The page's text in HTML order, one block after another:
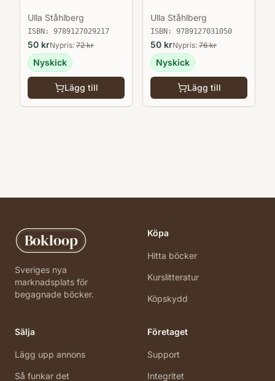
Ulla Ståhlberg
ISBN: 9789127029217
50 krNypris: 72kr
Nyskick
Lägg till
Ulla Ståhlberg
ISBN: 9789127031050
50 krNypris: 76kr
Nyskick
Lägg till
Bokloop
Sveriges nya
marknadsplats för
begagnade böcker.
Köpa
Hitta böcker
Kurslitteratur
Köpskydd
Sälja
Lägg upp annons
Så funkar det
Företaget
Support
Integritet